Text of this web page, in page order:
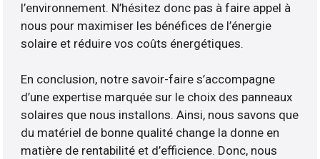
l’environnement. N’hésitez donc pas à faire appel à
nous pour maximiser les bénéfices de l’énergie
solaire et réduire vos coûts énergétiques.
En conclusion, notre savoir-faire s’accompagne
d’une expertise marquée sur le choix des panneaux
solaires que nous installons. Ainsi, nous savons que
du matériel de bonne qualité change la donne en
matière de rentabilité et d’efficience. Donc, nous